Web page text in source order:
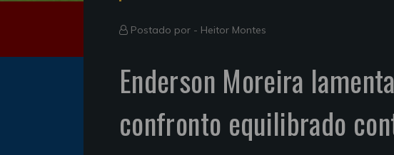
Postado por - Heitor Montes
Enderson Moreira
confronto equilibrado